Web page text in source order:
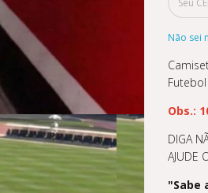
Não sei
Futebol
Obs.:
DIGA
AJUDE
"Sabe